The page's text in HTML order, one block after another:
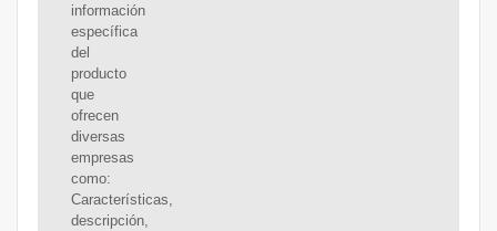
información
específica
del
producto
que
ofrecen
diversas
empresas
como:
Características,
descripción,